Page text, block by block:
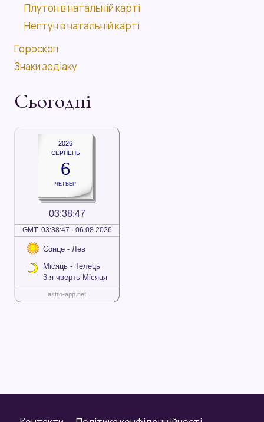
Плутон в натальній карті
Нептун в натальній карті
Гороскоп
Знаки зодіаку
Сьогодні